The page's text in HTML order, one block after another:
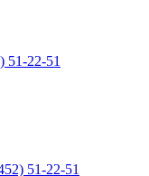
51-22-51
51-22-51